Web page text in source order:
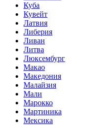
Куба
Кувейт
Латвия
Либерия
Ливан
Литва
Люксембург
Макао
Македония
Малайзия
Мали
Марокко
Мартиника
Мексика